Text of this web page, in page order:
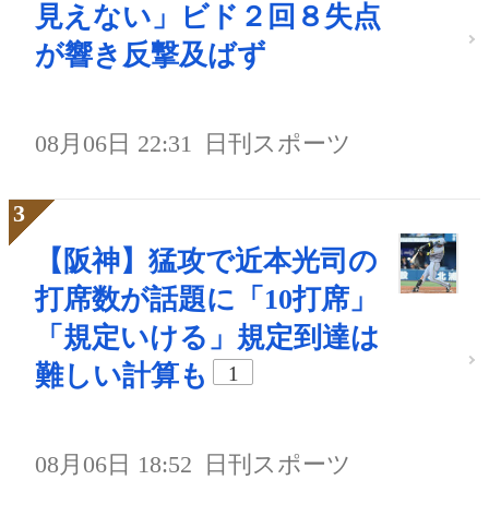
見えない」ビド２回８失点
が響き反撃及ばず
08月06日 22:31 日刊スポーツ
【阪神】猛攻で近本光司の
打席数が話題に「10打席」
「規定いける」規定到達は
難しい計算も
1
08月06日 18:52 日刊スポーツ